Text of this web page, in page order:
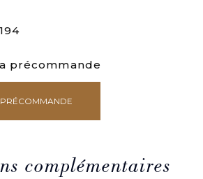
précommande
complémentaires